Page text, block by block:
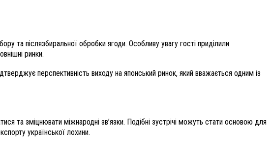
та післязбиральної обробки ягоди. Особливу увагу гості приділили
ринки.
перспективність виходу на японський ринок, який вважається одним із
та зміцнювати міжнародні зв’язки. Подібні зустрічі можуть стати основою для
української лохини.